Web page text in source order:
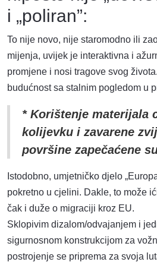
i „poliran”:
To nije novo, nije staromodno ili
mijenja, uvijek je interaktivna i
promjene i nosi tragove svog
budućnost sa stalnim pogledom u
* Korištenje materijala
kolijevku i zavarene
površine zapečaćene
Istodobno, umjetničko djelo
pokretno u cjelini. Dakle, to može
čak i duže o migraciji kroz EU.
Sklopivim dizalom/odvajanjem i
sigurnosnom konstrukcijom za
postrojenje se priprema za svoja